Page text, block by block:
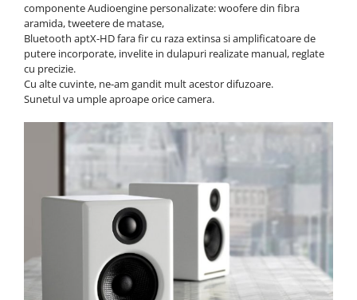
componente Audioengine personalizate: woofere din fibra
aramida, tweetere de matase,
Bluetooth aptX-HD fara fir cu raza extinsa si amplificatoare de
putere incorporate, invelite in dulapuri realizate manual, reglate
cu precizie.
Cu alte cuvinte, ne-am gandit mult acestor difuzoare.
Sunetul va umple aproape orice camera.